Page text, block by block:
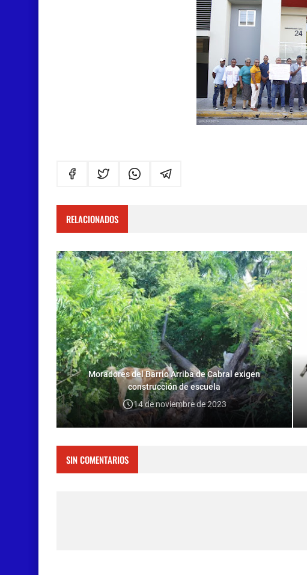
RELACIONADOS
Moradores del Barrio Arriba de Cabral exigen
construcción de escuela
14 de noviembre de 2023
SIN COMENTARIOS